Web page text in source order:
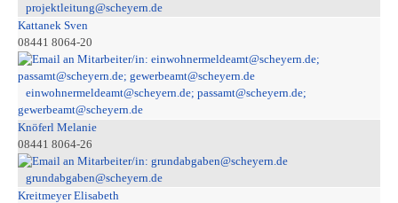
projektleitung@scheyern.de
Kattanek Sven
08441 8064-20
einwohnermeldeamt@scheyern.de; passamt@scheyern.de;
gewerbeamt@scheyern.de
Knöferl Melanie
08441 8064-26
grundabgaben@scheyern.de
Kreitmeyer Elisabeth